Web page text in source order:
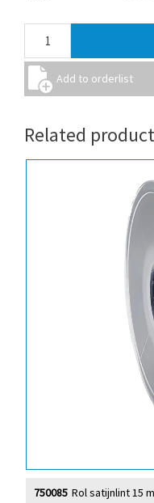
Related
Rol satijnlint 15
750085